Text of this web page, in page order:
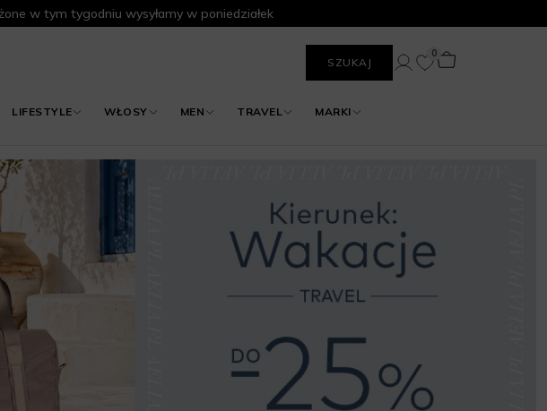
w tym tygodniu wysyłamy w poniedziałek
SZUKAJ
LIFESTYLE WŁOSY MEN TRAVEL MARKI
0